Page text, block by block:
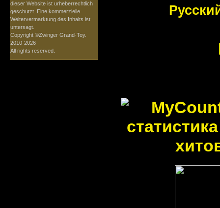
dieser Website ist urheberrechtlich
geschutzt. Eine kommerzielle
Weitervermarktung des Inhalts ist
untersagt.
Copyright ©Zwinger Grand-Toy.
2010-2026
All rights reserved.